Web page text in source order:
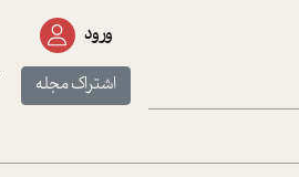
ورود
اشتراک مجله